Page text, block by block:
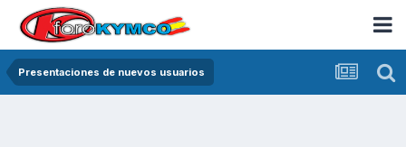
Presentaciones de nuevos usuarios